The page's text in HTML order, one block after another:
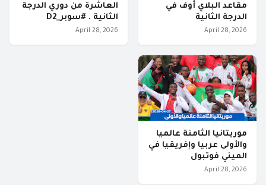
مقاعد البلاي أوف في
الدرجة الثانية
April 28, 2026
العاشرة من دوري الدرجة
الثانية . #سوبر_D2
April 28, 2026
موريتانيا الثامنة عالميا
والأولى عربيا وإفريقيا في
الميني فوتبول
April 28, 2026